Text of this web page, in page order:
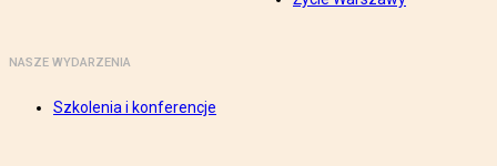
NASZE WYDARZENIA
Szkolenia i konferencje